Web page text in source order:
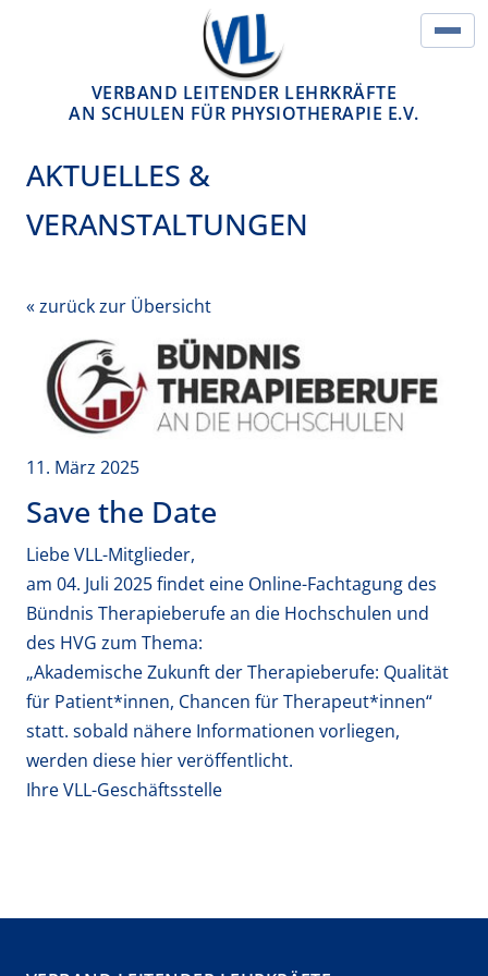
VERBAND LEITENDER LEHRKRÄFTE
AN SCHULEN FÜR PHYSIOTHERAPIE E.V.
AKTUELLES &
VERANSTALTUNGEN
« zurück zur Übersicht
11. März 2025
Save the Date
Liebe VLL-Mitglieder,
am 04. Juli 2025 findet eine Online-Fachtagung des
Bündnis Therapieberufe an die Hochschulen und
des HVG zum Thema:
„Akademische Zukunft der Therapieberufe: Qualität
für Patient*innen, Chancen für Therapeut*innen“
statt. sobald nähere Informationen vorliegen,
werden diese hier veröffentlicht.
Ihre VLL-Geschäftsstelle